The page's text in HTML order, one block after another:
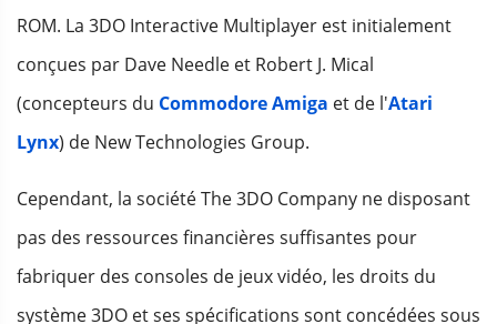
ROM. La 3DO Interactive Multiplayer est initialement
conçues par Dave Needle et Robert J. Mical
(concepteurs du Commodore Amiga et de l'Atari
Lynx) de New Technologies Group.
Cependant, la société The 3DO Company ne disposant
pas des ressources financières suffisantes pour
fabriquer des consoles de jeux vidéo, les droits du
système 3DO et ses spécifications sont concédées sous